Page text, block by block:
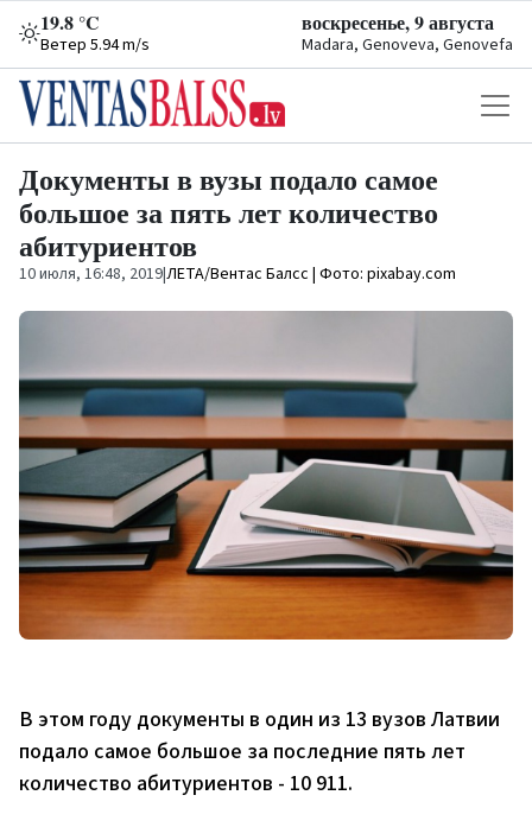
19.8 °C
Ветер 5.94 m/s
воскресенье, 9 августа
Madara, Genoveva, Genovefa
Документы в вузы подало самое
большое за пять лет количество
абитуриентов
10 июля, 16:48, 2019|ЛЕТА/Вентас Балсс | Фото: pixabay.com
В этом году документы в один из 13 вузов Латвии
подало самое большое за последние пять лет
количество абитуриентов - 10 911.